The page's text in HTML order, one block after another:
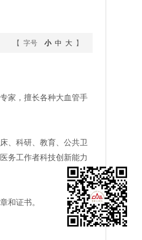
【 字号 小 中 大】
家，擅长各种大血管手
、科研、教育、公共卫
务工作者科技创新能力
和证书。